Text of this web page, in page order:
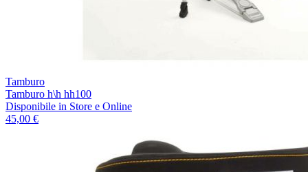
Tamburo
Tamburo h\h hh100
Disponibile in Store e Online
45,00 €